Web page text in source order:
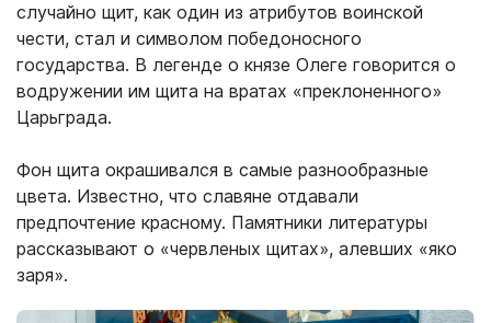
случайно щит, как один из атрибутов воинской
чести, стал и символом победоносного
государства. В легенде о князе Олеге говорится о
водружении им щита на вратах «преклоненного»
Царьграда.
Фон щита окрашивался в самые разнообразные
цвета. Известно, что славяне отдавали
предпочтение красному. Памятники литературы
рассказывают о «червленых щитах», алевших «яко
заря».